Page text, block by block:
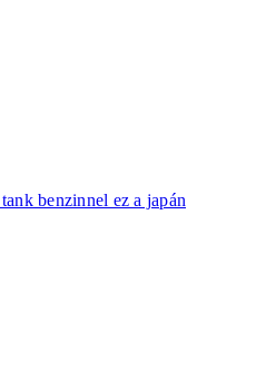
benzinnel ez a japán